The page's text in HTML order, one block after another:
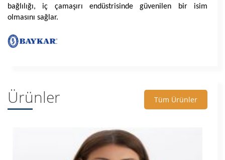
bağlılığı, iç çamaşırı endüstrisinde güvenilen bir isim
olmasını sağlar.
Ürünler Tüm Ürünler